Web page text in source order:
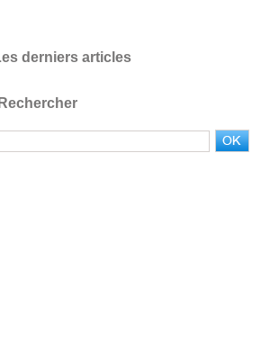
derniers articles